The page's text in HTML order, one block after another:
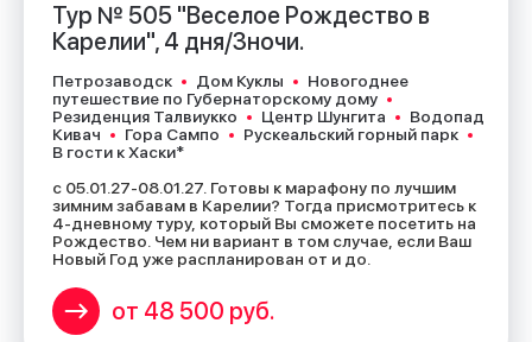
Тур № 505 "Веселое Рождество в
Карелии", 4 дня/3ночи.
Петрозаводск Дом Куклы
Новогоднее
путешествие по Губернаторскому дому
Резиденция Талвиукко
Центр Шунгита
Водопад
Кивач
Гора Сампо
Рускеальский горный парк
В гости к Хаски*
с 05.01.27-08.01.27. Готовы к марафону по лучшим
зимним забавам в Карелии? Тогда присмотритесь к
4-дневному туру, который Вы сможете посетить на
Рождество. Чем ни вариант в том случае, если Ваш
Новый Год уже распланирован от и до.
от 48 500 руб.